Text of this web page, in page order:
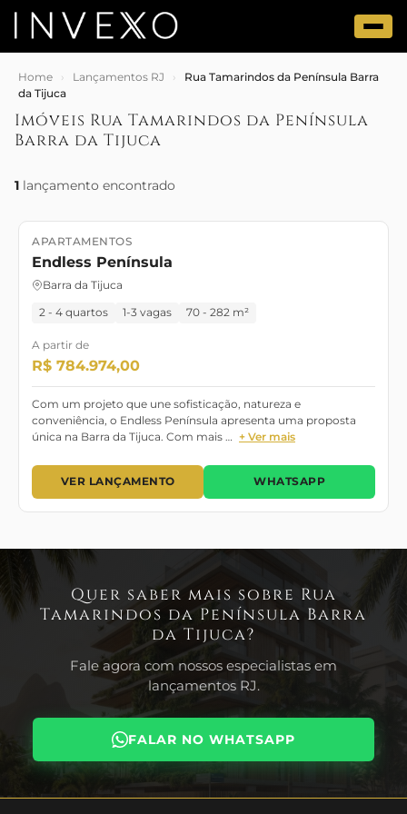
Home › Lançamentos RJ ›
Rua Tamarindos da Península Barra
da Tijuca
Imóveis Rua Tamarindos da Península
Barra da Tijuca
1 lançamento encontrado
Lançamento
APARTAMENTOS
Endless Península
Barra da Tijuca
2 - 4 quartos 1-3 vagas 70 - 282 m²
A partir de
R$ 784.974,00
Com um projeto que une sofisticação, natureza e
conveniência, o Endless Península apresenta uma proposta
única na Barra da Tijuca. Com mais … + Ver mais
VER LANÇAMENTO WHATSAPP
Quer saber mais sobre Rua
Tamarindos da Península Barra
da Tijuca?
Fale agora com nossos especialistas em
lançamentos RJ.
FALAR NO WHATSAPP